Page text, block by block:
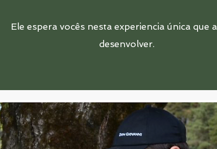
Ele espera vocês nesta experiencia única que
desenvolver.